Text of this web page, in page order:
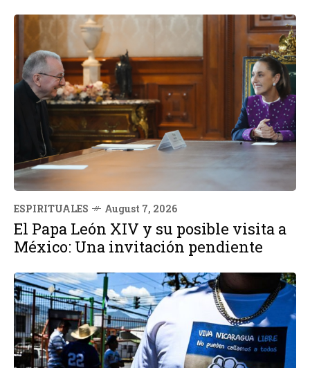
ESPIRITUALES August 7, 2026
El Papa León XIV y su posible visita a
México: Una invitación pendiente